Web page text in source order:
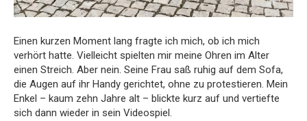
Einen kurzen Moment lang fragte ich mich, ob ich mich
verhört hatte. Vielleicht spielten mir meine Ohren im Alter
einen Streich. Aber nein. Seine Frau saß ruhig auf dem Sofa,
die Augen auf ihr Handy gerichtet, ohne zu protestieren. Mein
Enkel – kaum zehn Jahre alt – blickte kurz auf und vertiefte
sich dann wieder in sein Videospiel.